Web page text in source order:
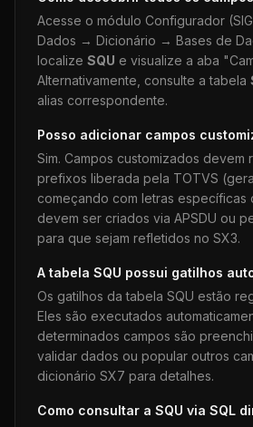
Acesse o módulo Configurador
Dados → Dicionário → Bases de
localize SQU e visualize a aba
Alternativamente, consulte a tabela
alias correspondente.
Posso adicionar campos
Sim. Campos customizados devem
prefixos liberada pela TOTVS
começando com letras
devem ser criados via APSDU ou
para que sejam refletidos no SX3.
A tabela SQU possui gatilhos
Os gatilhos da tabela SQU estão
Eles são executados
determinados campos são
validar dados ou popular outros
dicionário SX7 para detalhes.
Como consultar a SQU via SQL